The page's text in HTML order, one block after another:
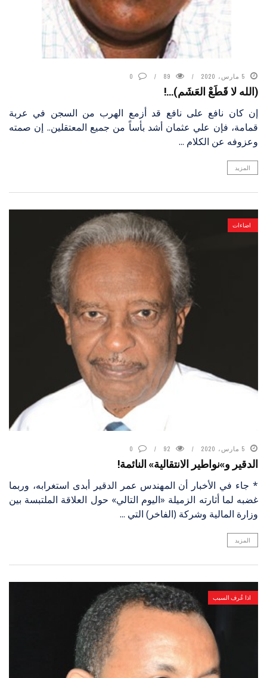
5 مارس، 2020 89
0
(الله لا قَطَعْ العَشَم)…!
إن كان نافع على نافع قد أزمع الهرب من السجن في عربة
قمامة، فإن علي عثمان أشد بأساً من جميع المعتقلين.. إن صمته
وعزوفه عن الكلام ...
المزيد
اضاءات
5 مارس، 2020 92
0
الدقير و»نواطير الانتقالية» النائمة!
* جاء في الأخبار أن المهندس عمر الدقير أبدى استغرابه، وربما
غضبه لما أثارته الزميلة «اليوم التالي» حول العلاقة الملتبسة بين
وزارة المالية وشركة (الفاخر) التي ...
المزيد
اذا عُرف السبب